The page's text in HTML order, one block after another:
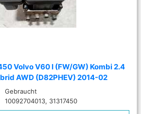
Volvo V60 I (FW/GW) Kombi 2.4
AWD (D82PHEV) 2014-02
Gebraucht
10092704013, 31317450